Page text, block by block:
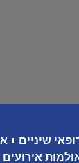
שיניים
אירועים